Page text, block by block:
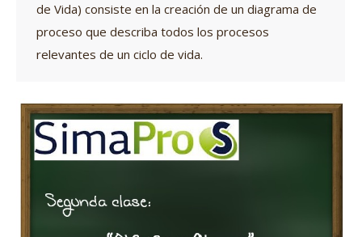
de Vida) consiste en la creación de un diagrama de
proceso que describa todos los procesos
relevantes de un ciclo de vida.